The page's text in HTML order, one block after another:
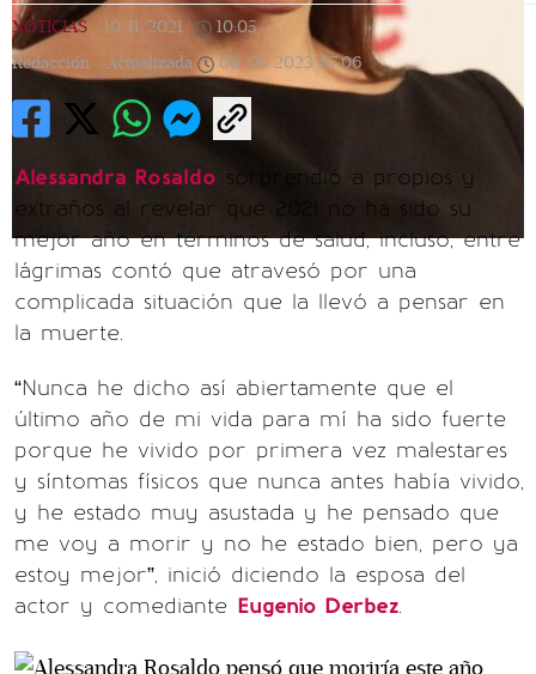
NOTICIAS 10/11/2021 10:05 |
Redacción |
Actualizada 06/05/2023 07:06
Alessandra Rosaldo sorprendió a propios y
extraños al revelar que 2021 no ha sido su
mejor año en términos de salud, incluso, entre
lágrimas contó que atravesó por una
complicada situación que la llevó a pensar en
la muerte.
“Nunca he dicho así abiertamente que el
último año de mi vida para mí ha sido fuerte
porque he vivido por primera vez malestares
y síntomas físicos que nunca antes había vivido,
y he estado muy asustada y he pensado que
me voy a morir y no he estado bien, pero ya
estoy mejor”, inició diciendo la esposa del
actor y comediante Eugenio Derbez.